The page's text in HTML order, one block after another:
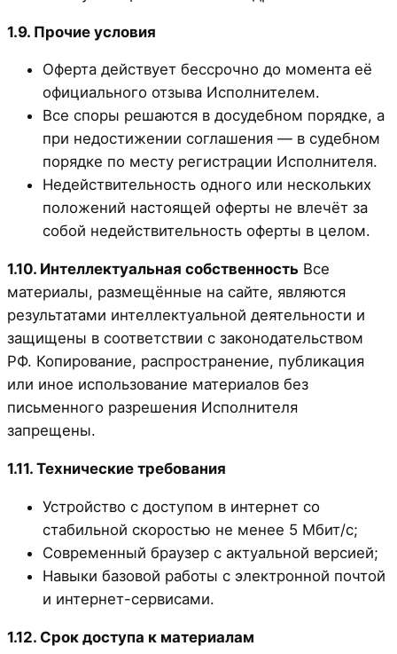
1.9. Прочие условия
Оферта действует бессрочно до момента её
официального отзыва Исполнителем.
Все споры решаются в досудебном порядке, а
при недостижении соглашения — в судебном
порядке по месту регистрации Исполнителя.
Недействительность одного или нескольких
положений настоящей оферты не влечёт за
собой недействительность оферты в целом.
1.10. Интеллектуальная собственность Все
материалы, размещённые на сайте, являются
результатами интеллектуальной деятельности и
защищены в соответствии с законодательством
РФ. Копирование, распространение, публикация
или иное использование материалов без
письменного разрешения Исполнителя
запрещены.
1.11. Технические требования
Устройство с доступом в интернет со
стабильной скоростью не менее 5 Мбит/с;
Современный браузер с актуальной версией;
Навыки базовой работы с электронной почтой
и интернет-сервисами.
1.12. Срок доступа к материалам